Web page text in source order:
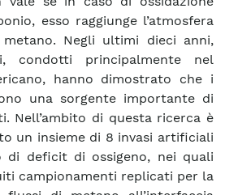
esso raggiunge l’atmosfera
Negli ultimi dieci anni,
condotti principalmente nel
hanno dimostrato che i
una sorgente importante di
Nell’ambito di questa ricerca è
un insieme di 8 invasi artificiali
di deficit di ossigeno, nei quali
campionamenti replicati per la